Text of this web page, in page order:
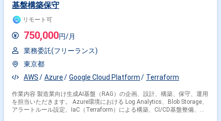
基盤構築保守
リモート可
750,000円/月
業務委託(フリーランス)
東京都
AWS
Azure Google Cloud Platform Terraform
作業内容 製造業向け生成AI基盤（RAG）の企画、設計、構築、保守、運用
を担当いただきます。 Azure環境における Log Analytics、Blob Storage、
アラートルール設定、IaC（Terraform）による構築、CI/CD基盤整備、